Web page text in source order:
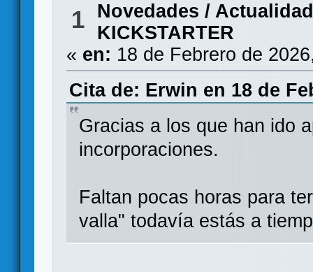
1
Novedades / Actualidad
KICKSTARTER
« en: 18 de Febrero de
Cita de: Erwin en 18 de
Gracias a los que han ido
incorporaciones.
Faltan pocas horas para
valla" todavía estás a